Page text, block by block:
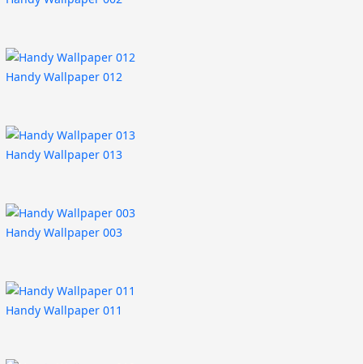
Handy Wallpaper 012
Handy Wallpaper 013
Handy Wallpaper 003
Handy Wallpaper 011